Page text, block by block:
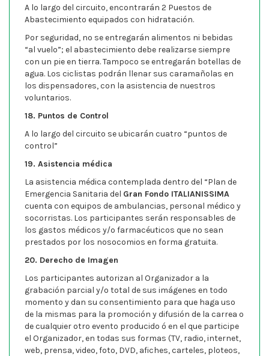
A lo largo del circuito, encontrarán 2 Puestos de
Abastecimiento equipados con hidratación.
Por seguridad, no se entregarán alimentos ni bebidas
“al vuelo”; el abastecimiento debe realizarse siempre
con un pie en tierra. Tampoco se entregarán botellas de
agua. Los ciclistas podrán llenar sus caramañolas en
los dispensadores, con la asistencia de nuestros
voluntarios.
18. Puntos de Control
A lo largo del circuito se ubicarán cuatro “puntos de
control”
19. Asistencia médica
La asistencia médica contemplada dentro del “Plan de
Emergencia Sanitaria del Gran Fondo ITALIANISSIMA
cuenta con equipos de ambulancias, personal médico y
socorristas. Los participantes serán responsables de
los gastos médicos y/o farmacéuticos que no sean
prestados por los nosocomios en forma gratuita.
20. Derecho de Imagen
Los participantes autorizan al Organizador a la
grabación parcial y/o total de sus imágenes en todo
momento y dan su consentimiento para que haga uso
de la mismas para la promoción y difusión de la carrea o
de cualquier otro evento producido ó en el que participe
el Organizador, en todas sus formas (TV, radio, internet,
web, prensa, video, foto, DVD, afiches, carteles, ploteos,